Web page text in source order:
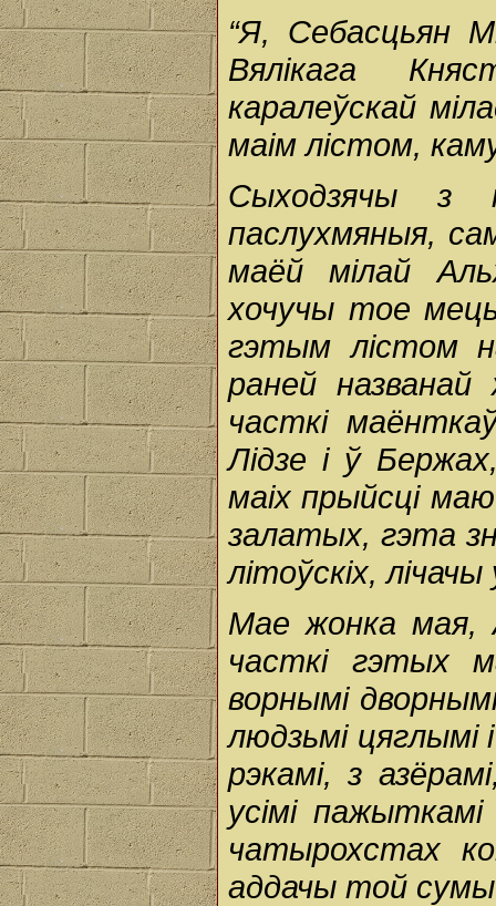
“Я, Себасцьян
Вялікага
каралеўскай
маім лістом,
Сыходзячы з
паслухмяныя,
маёй мілай
хочучы тое
гэтым лістом
раней
часткі
Лідзе і ў
маіх прыйсці
залатых, гэта
літоўскіх,
Мае жонка мая,
часткі гэтых
ворнымі
людзьмі цяглымі
рэкамі, з
усімі
чатырохстах
аддачы той сумы